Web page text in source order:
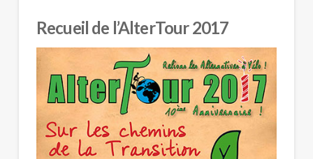
Recueil de l’AlterTour 2017